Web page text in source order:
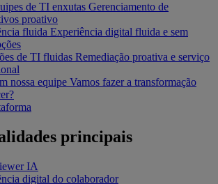
de TI enxutas Gerenciamento de
proativo
fluida Experiência digital fluida e sem
de TI fluidas Remediação proativa e serviço
nossa equipe Vamos fazer a transformação
principais
IA
digital do colaborador